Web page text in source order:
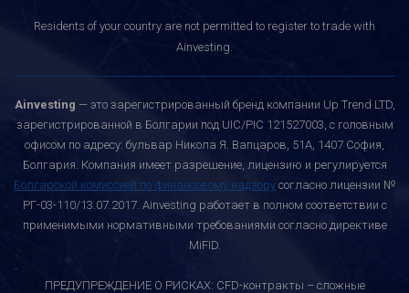
Residents of your country are not permitted to register to trade with
Ainvesting.
Ainvesting — это зарегистрированный бренд компании Up Trend LTD,
зарегистрированной в Болгарии под UIC/PIC 121527003, с головным
офисом по адресу: бульвар Никола Я. Вапцаров, 51A, 1407 София,
Болгария. Компания имеет разрешение, лицензию и регулируется
Болгарской комиссией по финансовому надзору согласно лицензии №
РГ-03-110/13.07.2017. Ainvesting работает в полном соответствии с
применимыми нормативными требованиями согласно директиве
MiFID.
ПРЕДУПРЕЖДЕНИЕ О РИСКАХ: CFD-контракты – сложные